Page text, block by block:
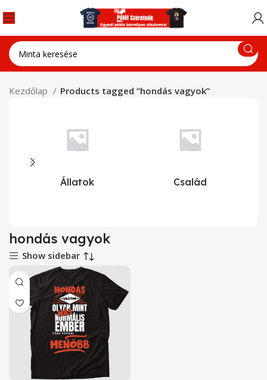
Kezdőlap Products tagged “hondás vagyok”
Állatok Család
hondás vagyok
Show sidebar